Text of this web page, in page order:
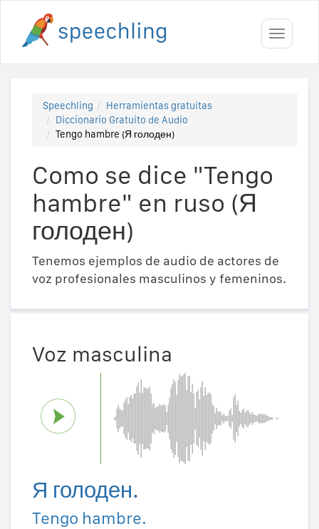
Toggle
Speechling
Herramientas gratuitas
Diccionario Gratuito de Audio
Tengo hambre (Я голоден)
Como se dice "Tengo
hambre" en ruso (Я
голоден)
Tenemos ejemplos de audio de actores de
voz profesionales masculinos y femeninos.
Voz masculina
Я голоден.
Tengo hambre.